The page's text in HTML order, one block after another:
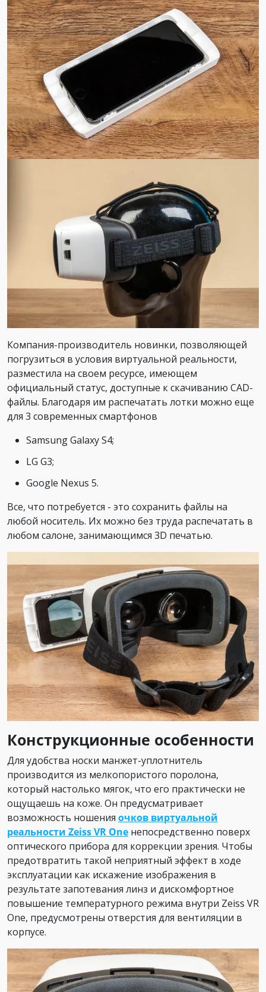
Компания-производитель новинки, позволяющей
погрузиться в условия виртуальной реальности,
разместила на своем ресурсе, имеющем
официальный статус, доступные к скачиванию CAD-
файлы. Благодаря им распечатать лотки можно еще
для 3 современных смартфонов
Samsung Galaxy S4;
LG G3;
Google Nexus 5.
Все, что потребуется - это сохранить файлы на
любой носитель. Их можно без труда распечатать в
любом салоне, занимающимся 3D печатью.
Конструкционные особенности
Для удобства носки манжет-уплотнитель
производится из мелкопористого поролона,
который настолько мягок, что его практически не
ощущаешь на коже. Он предусматривает
возможность ношения очков виртуальной
реальности Zeiss VR One непосредственно поверх
оптического прибора для коррекции зрения. Чтобы
предотвратить такой неприятный эффект в ходе
эксплуатации как искажение изображения в
результате запотевания линз и дискомфортное
повышение температурного режима внутри Zeiss VR
One, предусмотрены отверстия для вентиляции в
корпусе.